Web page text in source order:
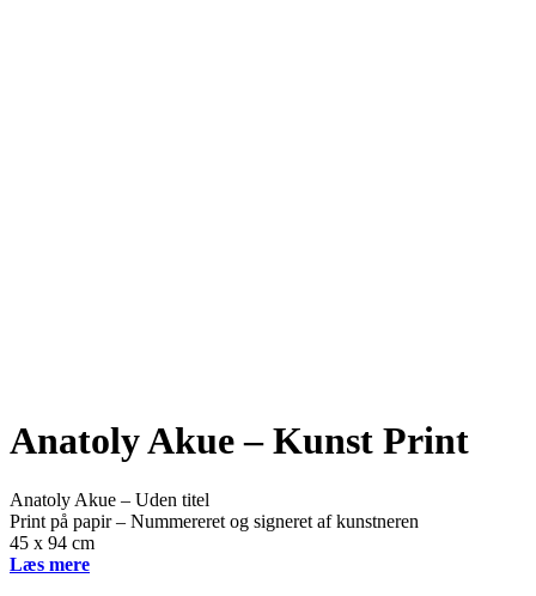
Anatoly Akue – Kunst Print
Anatoly Akue – Uden titel
Print på papir – Nummereret og signeret af kunstneren
45 x 94 cm
Læs mere